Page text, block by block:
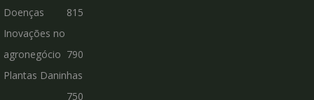
Doenças
815
Inovações no
agronegócio 790
Plantas Daninhas
750